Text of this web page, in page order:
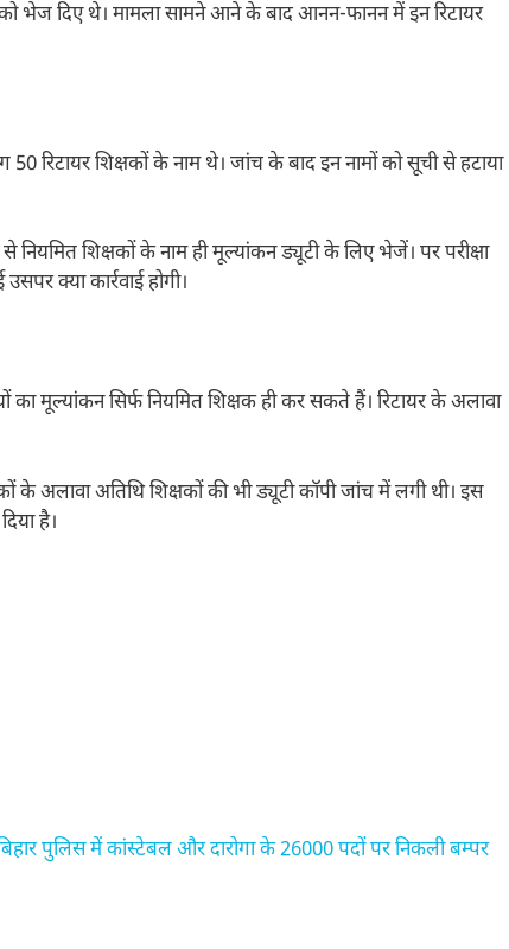
को भेज दिए थे। मामला सामने आने के बाद आनन-फानन में इन रिटायर
50 रिटायर शिक्षकों के नाम थे। जांच के बाद इन नामों को सूची से हटाया
शिक्षकों के नाम ही मूल्यांकन ड्यूटी के लिए भेजें। पर परीक्षा
क्या कार्रवाई होगी।
का मूल्यांकन सिर्फ नियमित शिक्षक ही कर सकते हैं। रिटायर के अलावा
के अलावा अतिथि शिक्षकों की भी ड्यूटी कॉपी जांच में लगी थी। इस
है।
पुलिस में कांस्टेबल और दारोगा के 26000 पदों पर निकली बम्पर